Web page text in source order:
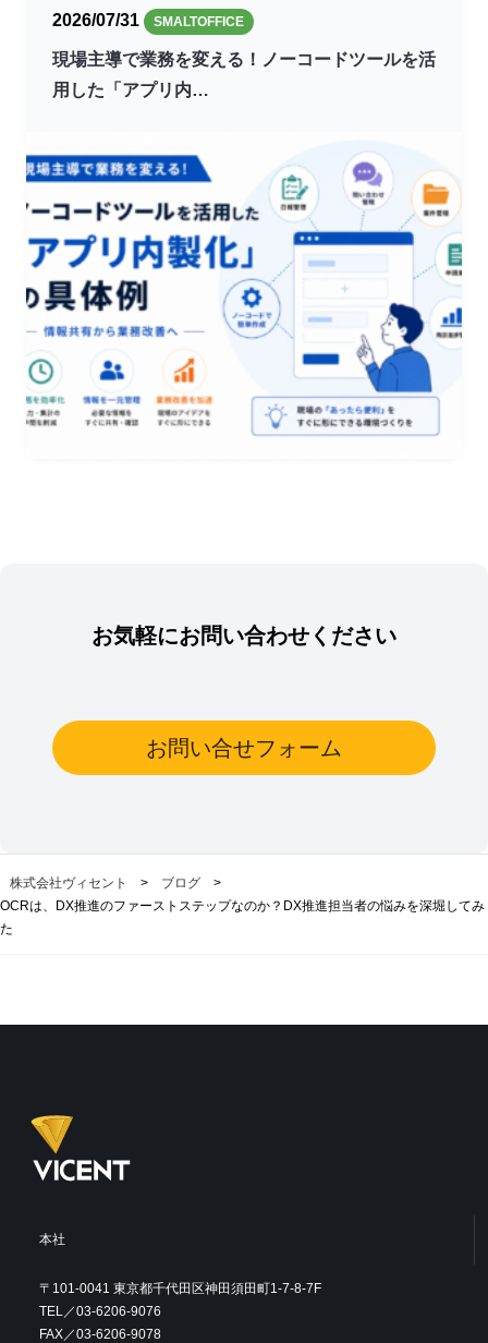
2026/07/31 SMALTOFFICE
現場主導で業務を変える！ノーコードツールを活
用した「アプリ内…
お気軽にお問い合わせください
お問い合せフォーム
株式会社ヴィセント > ブログ
>
OCRは、DX推進のファーストステップなのか？DX推進担当者の悩みを深堀してみ
た
本社
〒101-0041 東京都千代田区神田須田町1-7-8-7F
TEL／03-6206-9076
FAX／03-6206-9078